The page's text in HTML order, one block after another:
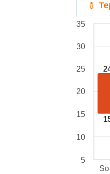
35
30
25
20
15
10
5
So